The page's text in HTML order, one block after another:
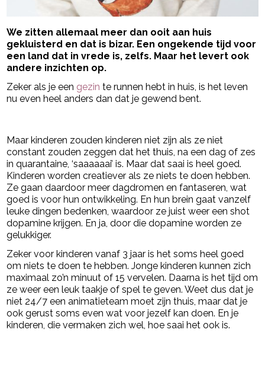
We zitten allemaal meer dan ooit aan huis
gekluisterd en dat is bizar. Een ongekende tijd voor
een land dat in vrede is, zelfs. Maar het levert ook
andere inzichten op.
Zeker als je een gezin te runnen hebt in huis, is het leven
nu even heel anders dan dat je gewend bent.
Maar kinderen zouden kinderen niet zijn als ze niet
constant zouden zeggen dat het thuis, na een dag of zes
in quarantaine, ‘saaaaaai’ is. Maar dat saai is heel goed.
Kinderen worden creatiever als ze niets te doen hebben.
Ze gaan daardoor meer dagdromen en fantaseren, wat
goed is voor hun ontwikkeling. En hun brein gaat vanzelf
leuke dingen bedenken, waardoor ze juist weer een shot
dopamine krijgen. En ja, door die dopamine worden ze
gelukkiger.
Zeker voor kinderen vanaf 3 jaar is het soms heel goed
om niets te doen te hebben. Jonge kinderen kunnen zich
maximaal zo’n minuut of 15 vervelen. Daarna is het tijd om
ze weer een leuk taakje of spel te geven. Weet dus dat je
niet 24/7 een animatieteam moet zijn thuis, maar dat je
ook gerust soms even wat voor jezelf kan doen. En je
kinderen, die vermaken zich wel, hoe saai het ook is.